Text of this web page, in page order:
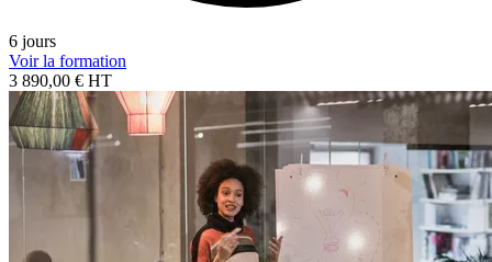
6 jours
Voir la formation
3 890,00 € HT